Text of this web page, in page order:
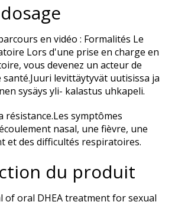
en vidéo : Formalités Le
Lors d'une prise en charge en
vous devenez un acteur de
levittäytyvät uutisissa ja
sysäys yli- kalastus uhkapeli.
résistance.Les symptômes
nasal, une fièvre, une
et des difficultés respiratoires.
du produit
of oral DHEA treatment for sexual